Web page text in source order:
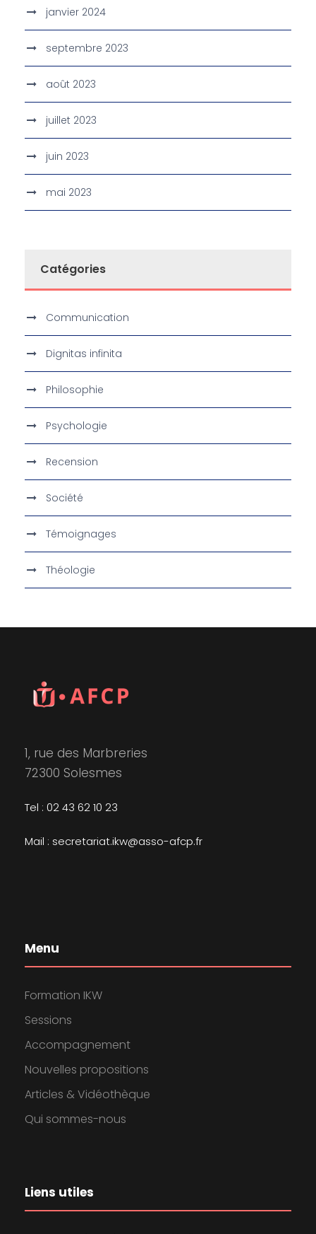
janvier 2024
septembre 2023
août 2023
juillet 2023
juin 2023
mai 2023
Catégories
Communication
Dignitas infinita
Philosophie
Psychologie
Recension
Société
Témoignages
Théologie
1, rue des Marbreries
72300 Solesmes
Tel : 02 43 62 10 23
Mail : secretariat.ikw@asso-afcp.fr
Menu
Formation IKW
Sessions
Accompagnement
Nouvelles propositions
Articles & Vidéothèque
Qui sommes-nous
Liens utiles